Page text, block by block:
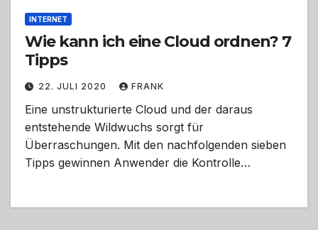
INTERNET
Wie kann ich eine Cloud ordnen? 7
Tipps
22. JULI 2020 FRANK
Eine unstrukturierte Cloud und der daraus
entstehende Wildwuchs sorgt für
Überraschungen. Mit den nachfolgenden sieben
Tipps gewinnen Anwender die Kontrolle…